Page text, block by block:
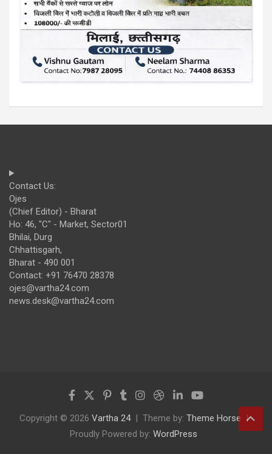
Contact Us:
Ojes
(Chief Editor) - Bharat
Ho: 46, "C" - Market, Sector01
Bhilai, Durg
Chhattisgarh,
Bharat - 490 001
Contact: +91 76470 28378
ojes@vartha24.com
news.desk@vartha24.com
Copyright © 2026 Vartha 24 Theme by: Theme Horse
Proudly Powered by: WordPress